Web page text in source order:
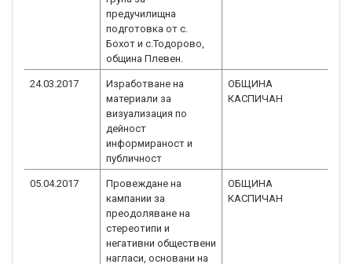
предучилищна
подготовка от с.
Бохот и с.Тодорово,
община Плевен.
24.03.2017
Изработване на
материали за
визуализация по
дейност
информираност и
публичност
ОБЩИНА
КАСПИЧАН
05.04.2017
Провеждане на
кампании за
преодоляване на
стереотипи и
негативни обществени
нагласи, основани на
ОБЩИНА
КАСПИЧАН